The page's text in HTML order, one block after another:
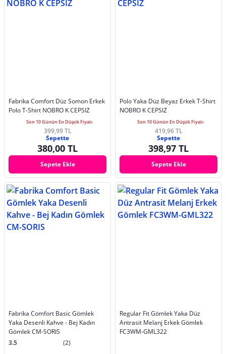
Fabrika Comfort Düz Somon Erkek
Polo T-Shirt NOBRO K CEPSIZ
Son 10 Günün En Düşük Fiyatı
399,99 TL
Sepette
380,00 TL
Sepete Ekle
Polo Yaka Düz Beyaz Erkek T-Shirt
NOBRO K CEPSIZ
Son 10 Günün En Düşük Fiyatı
419,96 TL
Sepette
398,97 TL
Sepete Ekle
Fabrika Comfort Basic Gömlek
Yaka Desenli Kahve - Bej Kadın
Gömlek CM-SORIS
3.5
(2)
Regular Fit Gömlek Yaka Düz
Antrasit Melanj Erkek Gömlek
FC3WM-GML322